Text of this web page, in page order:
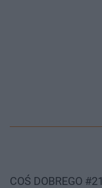
COŚ DOBREGO #21